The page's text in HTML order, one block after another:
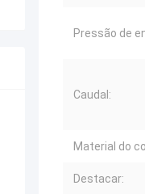
Pressão de
Caudal:
Material do
Destacar: